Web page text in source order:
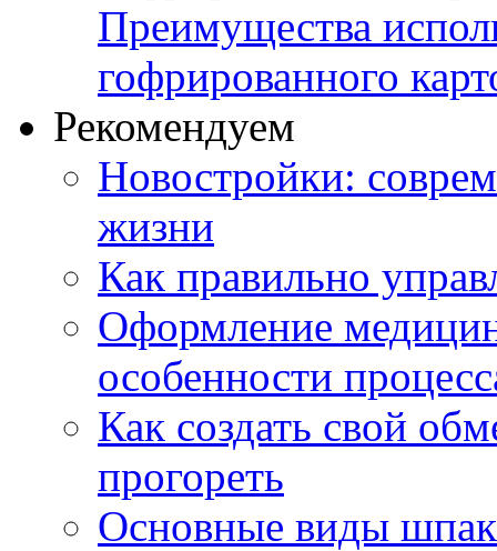
Преимущества
гофрированного
Рекомендуем
Новостройки:
жизни
Как правильно
Оформление
особенности
Как создать свой
прогореть
Основные виды